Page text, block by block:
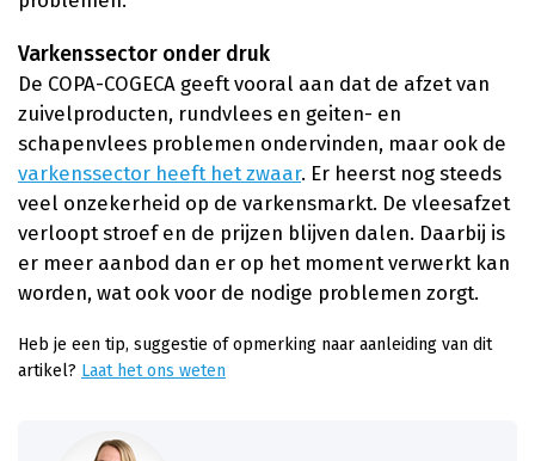
Varkenssector onder druk
De COPA-COGECA geeft vooral aan dat de afzet van
zuivelproducten, rundvlees en geiten- en
schapenvlees problemen ondervinden, maar ook de
varkenssector heeft het zwaar. Er heerst nog steeds
veel onzekerheid op de varkensmarkt. De vleesafzet
verloopt stroef en de prijzen blijven dalen. Daarbij is
er meer aanbod dan er op het moment verwerkt kan
worden, wat ook voor de nodige problemen zorgt.
Heb je een tip, suggestie of opmerking naar aanleiding van dit
artikel? Laat het ons weten